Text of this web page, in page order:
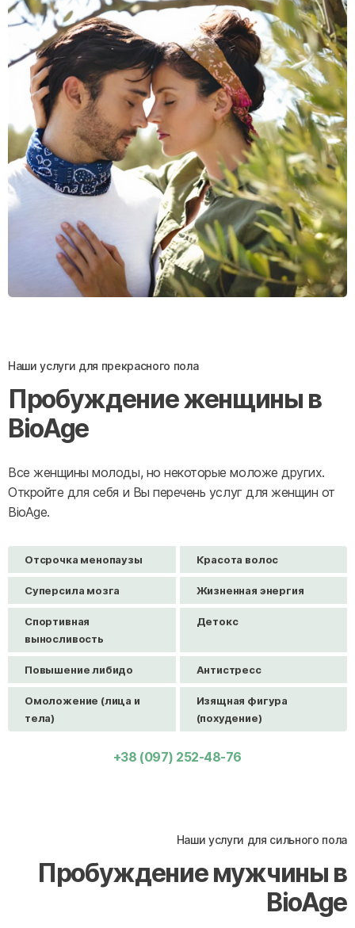
Наши услуги для прекрасного пола
Пробуждение женщины в
BioAge
Все женщины молоды, но некоторые моложе других.
Откройте для себя и Вы перечень услуг для женщин от
BioAge.
Отсрочка менопаузы Красота волос
Суперсила мозга Жизненная энергия
Спортивная
выносливость
Детокс
Повышение либидо Антистресс
Омоложение (лица и
тела)
Изящная фигура
(похудение)
+38 (097) 252-48-76
Наши услуги для сильного пола
Пробуждение мужчины в
BioAge